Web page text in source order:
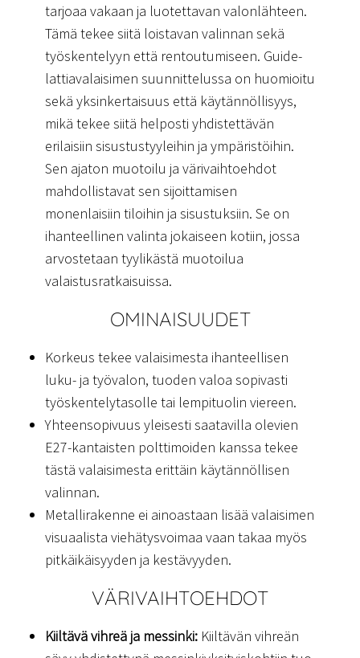
tarjoaa vakaan ja luotettavan valonlähteen.
Tämä tekee siitä loistavan valinnan sekä
työskentelyyn että rentoutumiseen. Guide-
lattiavalaisimen suunnittelussa on huomioitu
sekä yksinkertaisuus että käytännöllisyys,
mikä tekee siitä helposti yhdistettävän
erilaisiin sisustustyyleihin ja ympäristöihin.
Sen ajaton muotoilu ja värivaihtoehdot
mahdollistavat sen sijoittamisen
monenlaisiin tiloihin ja sisustuksiin. Se on
ihanteellinen valinta jokaiseen kotiin, jossa
arvostetaan tyylikästä muotoilua
valaistusratkaisuissa.
OMINAISUUDET
Korkeus tekee valaisimesta ihanteellisen
luku- ja työvalon, tuoden valoa sopivasti
työskentelytasolle tai lempituolin viereen.
Yhteensopivuus yleisesti saatavilla olevien
E27-kantaisten polttimoiden kanssa tekee
tästä valaisimesta erittäin käytännöllisen
valinnan.
Metallirakenne ei ainoastaan lisää valaisimen
visuaalista viehätysvoimaa vaan takaa myös
pitkäikäisyyden ja kestävyyden.
VÄRIVAIHTOEHDOT
Kiiltävä vihreä ja messinki: Kiiltävän vihreän